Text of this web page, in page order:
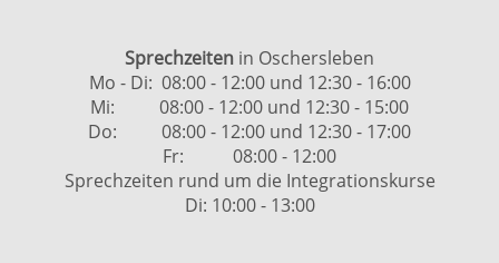
Sprechzeiten in Oschersleben
Mo - Di: 08:00 - 12:00 und 12:30 - 16:00
Mi: 08:00 - 12:00 und 12:30 - 15:00
Do: 08:00 - 12:00 und 12:30 - 17:00
Fr: 08:00 - 12:00
Sprechzeiten rund um die Integrationskurse
Di: 10:00 - 13:00